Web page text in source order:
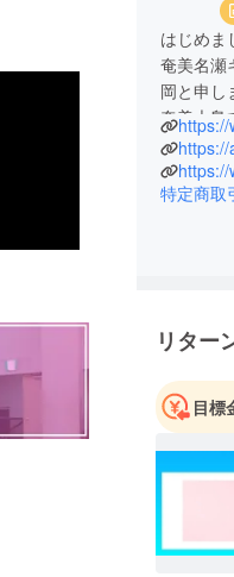
はじめま
奄美名瀬
岡と申し
奄美大島
いから、
特定商取
リター
目標